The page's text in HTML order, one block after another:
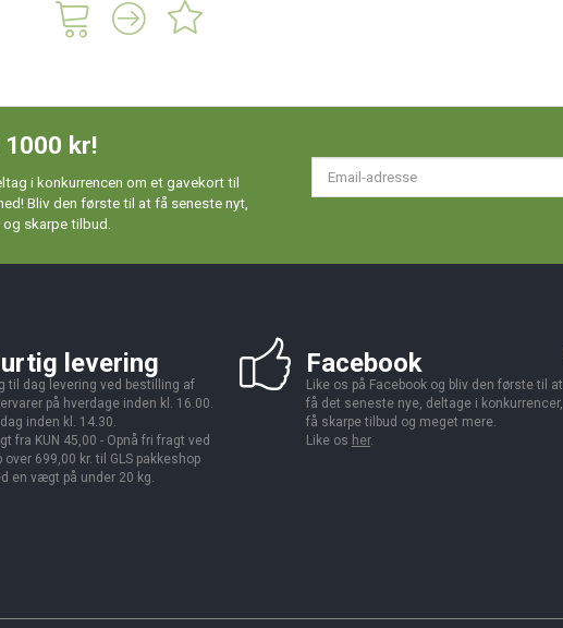
1000 kr!
i konkurrencen om et gavekort til
Bliv den første til at få seneste nyt,
skarpe tilbud.
levering
til dag levering ved bestilling af
på hverdage inden kl. 16.00.
inden kl. 14.30.
fra KUN 45,00 - Opnå fri fragt ved
over 699,00 kr. til GLS pakkeshop
en vægt på under 20 kg.
Facebook
Like os på Facebook og bliv den første til at
få det seneste nye, deltage i konkurrencer,
få skarpe tilbud og meget mere.
Like os her.